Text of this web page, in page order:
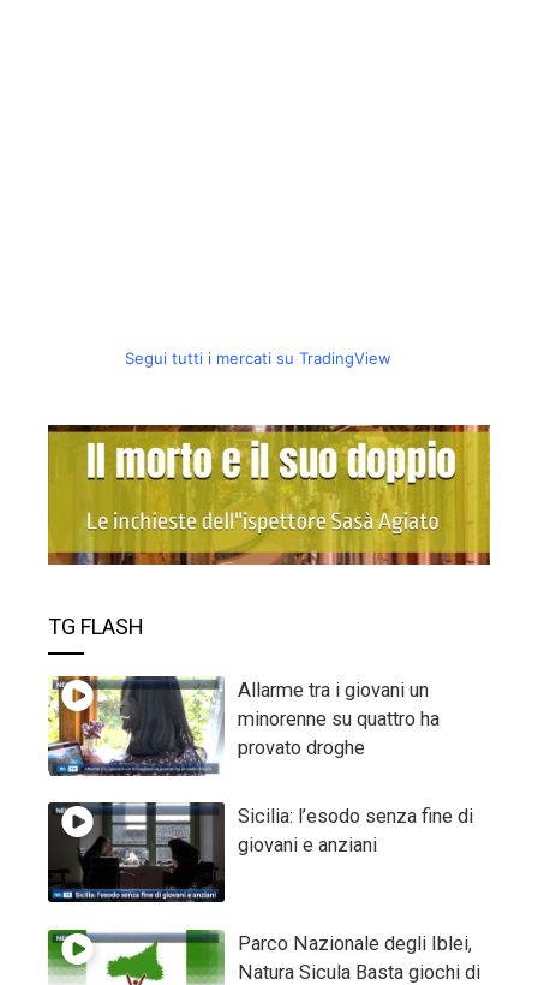
Segui tutti i mercati su TradingView
TG FLASH
Allarme tra i giovani un
minorenne su quattro ha
provato droghe
Sicilia: l’esodo senza fine di
giovani e anziani
Parco Nazionale degli Iblei,
Natura Sicula Basta giochi di